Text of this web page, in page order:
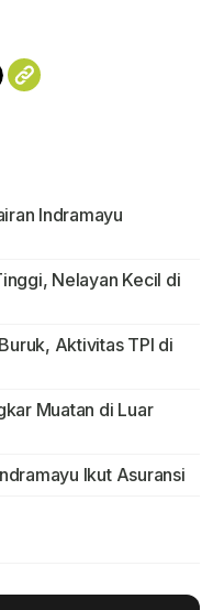
Indramayu
Nelayan Kecil di
Aktivitas TPI di
Muatan di Luar
Ikut Asuransi